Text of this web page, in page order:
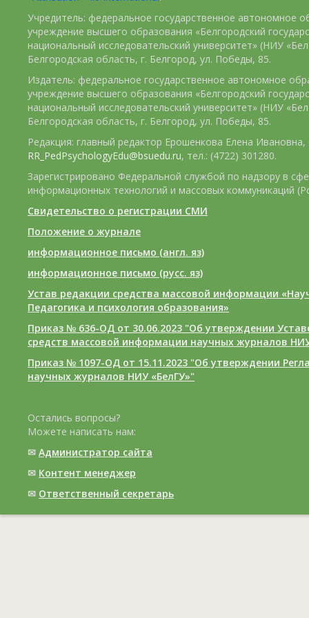
Учредитель: федеральное государственное автономное
учреждение высшего образования «Белгородский
национальный исследовательский университет» (НИУ
Белгородская область, г. Белгород, ул. Победы, 85.
Издатель: федеральное государственное автономное
учреждение высшего образования «Белгородский
национальный исследовательский университет» (НИУ
Белгородская область, г. Белгород, ул. Победы, 85.
Редакция: главный редактор Ерошенкова Елена Ивановна,
RR_PedPsychologyEdu@bsuedu.ru, тел.: (4722) 301280.
Зарегистрировано Федеральной службой по надзору в
информационных технологий и массовых коммуникаций
Свидетельство о регистрации СМИ
Положение о журнале
информационное письмо (англ. яз)
информационное письмо (русс. яз)
Устав редакции средства массовой информации
Педагогика и психология образования»
Приказ № 636-ОД от 30.06.2023 "Об утверждении
средств массовой информации научных журналов
Приказ № 1097-ОД от 15.11.2023 "Об утверждении
научных журналов НИУ «БелГУ»"
Остались вопросы?
Можете написать нам:
✉ Администратор сайта
✉ Контент менеджер
✉ Ответственный cекретарь